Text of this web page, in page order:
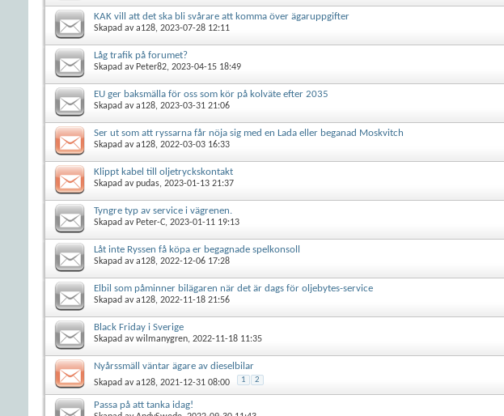
KAK vill att det ska bli svårare att komma över ägaruppgifter
Skapad ava128, 2023-07-28 12:11
Låg trafik på forumet?
Skapad av Peter82, 2023-04-15 18:49
EU ger baksmälla för oss som kör på kolväte efter 2035
Skapad ava128, 2023-03-31 21:06
Ser ut som att ryssarna får nöja sig med en Lada eller beganad Moskvitch
Skapad ava128, 2022-03-03 16:33
Klippt kabel till oljetryckskontakt
Skapad avpudas, 2023-01-13 21:37
Tyngre typ av service i vägrenen.
Skapad av Peter-C, 2023-01-11 19:13
Låt inte Ryssen få köpa er begagnade spelkonsoll
Skapad ava128, 2022-12-06 17:28
Elbil som påminner bilägaren när det är dags för oljebytes-service
Skapad ava128, 2022-11-18 21:56
Black Friday i Sverige
Skapad avwilmanygren, 2022-11-18 11:35
Nyårssmäll väntar ägare av dieselbilar
Skapad ava128, 2021-12-31 08:00 1 2
Passa på att tanka idag!